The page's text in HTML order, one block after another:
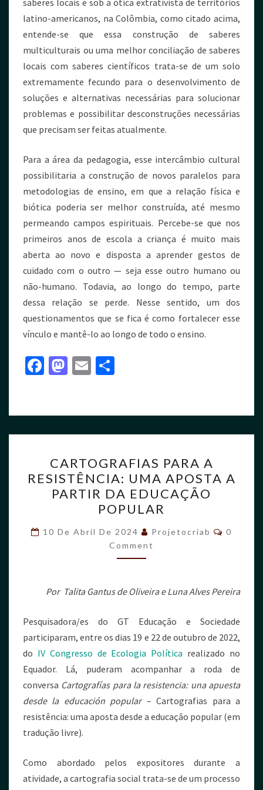
saberes locais e sob a ótica extrativista de territórios
latino-americanos, na Colômbia, como citado acima,
entende-se que essa construção de saberes
multiculturais ou uma melhor conciliação de saberes
locais com saberes científicos trata-se de um solo
extremamente fecundo para o desenvolvimento de
soluções e alternativas necessárias para solucionar
problemas e possibilitar desconstruções necessárias
que precisam ser feitas atualmente.
Para a área da pedagogia, esse intercâmbio cultural
possibilitaria a construção de novos paralelos para
metodologias de ensino, em que a relação física e
biótica poderia ser melhor construída, até mesmo
permeando campos espirituais. Percebe-se que nos
primeiros anos de escola a criança é muito mais
aberta ao novo e disposta a aprender gestos de
cuidado com o outro — seja esse outro humano ou
não-humano. Todavia, ao longo do tempo, parte
dessa relação se perde. Nesse sentido, um dos
questionamentos que se fica é como fortalecer esse
vínculo e mantê-lo ao longo de todo o ensino.
Fa
o
o
k
M
d
o
n
E
l
e
CARTOGRAFIAS PARA A
RESISTÊNCIA: UMA APOSTA A
PARTIR DA EDUCAÇÃO
POPULAR
10 De Abril De 2024 Projetocriab
0
Comment
Por Talita Gantus de Oliveira e Luna Alves Pereira
Pesquisadora/es do GT Educação e Sociedade
participaram, entre os dias 19 e 22 de outubro de 2022,
do IV Congresso de Ecologia Política realizado no
Equador. Lá, puderam acompanhar a roda de
conversa Cartografías para la resistencia: una apuesta
desde la educación popular– Cartografias para a
resistência: uma aposta desde a educação popular (em
tradução livre).
Como abordado pelos expositores durante a
atividade, a cartografia social trata-se de um processo